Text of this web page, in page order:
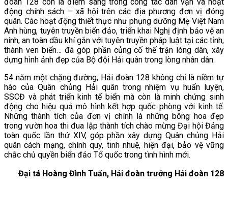
động chính sách – xã hội trên các địa phương đơn vị đóng
quân. Các hoạt động thiết thực như phụng dưỡng Mẹ Việt Nam
Anh hùng, tuyên truyền biển đảo, triển khai Nghị định bảo vệ an
ninh, an toàn dầu khí gắn với tuyên truyền pháp luật tại các tỉnh,
thành ven biển… đã góp phần củng cố thế trận lòng dân, xây
dựng hình ảnh đẹp của Bộ đội Hải quân trong lòng nhân dân.
54 năm một chặng đường, Hải đoàn 128 không chỉ là niềm tự
hào của Quân chủng Hải quân trong nhiệm vụ huấn luyện,
SSCĐ và phát triển kinh tế biển mà còn là minh chứng sinh
động cho hiệu quả mô hình kết hợp quốc phòng với kinh tế.
Những thành tích của đơn vị chính là những bông hoa đẹp
trong vườn hoa thi đua lập thành tích chào mừng Đại hội Đảng
toàn quốc lần thứ XIV, góp phần xây dựng Quân chủng Hải
quân cách mạng, chính quy, tinh nhuệ, hiện đại, bảo vệ vững
chắc chủ quyền biển đảo Tổ quốc trong tình hình mới.
Đại tá Hoàng Đình Tuấn, Hải đoàn trưởng Hải đoàn 128